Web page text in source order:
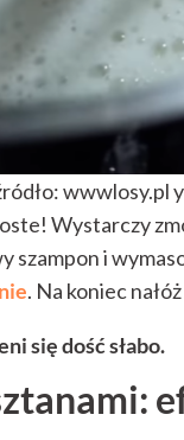
wwwlosy.pl
Wystarczy
i
. Na koniec
się dość słabo.